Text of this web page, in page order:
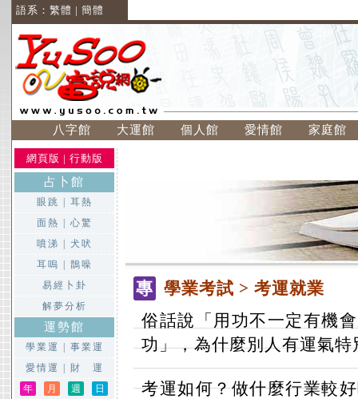
語系： 繁體 | 簡體
八字館 大運館 個人館 愛情館 家庭館
網頁版 | 行動版
占卜館
眼跳
耳熱
面熱
心驚
噴涕
犬吠
耳嗚
鵲噪
易經卜卦
解夢分析
運勢館
學業運
事業運
愛情運
財 運
年
月 週 日
專 學業考試 > 考運就業
俗話說「用功不一定有機
功」，為什麼別人有運氣
考運如何？做什麼行業較